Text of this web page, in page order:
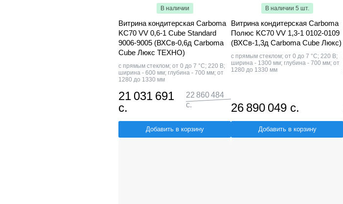
В наличии
Витрина кондитерская Carboma
KC70 VV 0,6-1 Cube Standard
9006-9005 (ВХСв-0,6д Carboma
Cube Люкс ТЕХНО)
с прямым стеклом; от 0 до 7 °С; 220 В;
ширина - 600 мм; глубина - 700 мм; от
1280 до 1330 мм
21 031 691
с.
22 860 484
с.
Добавить в корзину
В наличии 5 шт.
Витрина кондитерская Carboma
Полюс KC70 VV 1,3-1 0102-0109
(ВХСв-1,3д Carboma Cube Люкс)
с прямым стеклом; от 0 до 7 °С; 220 В;
ширина - 1300 мм; глубина - 700 мм; от
1280 до 1330 мм
26 890 049 с.
Добавить в корзину